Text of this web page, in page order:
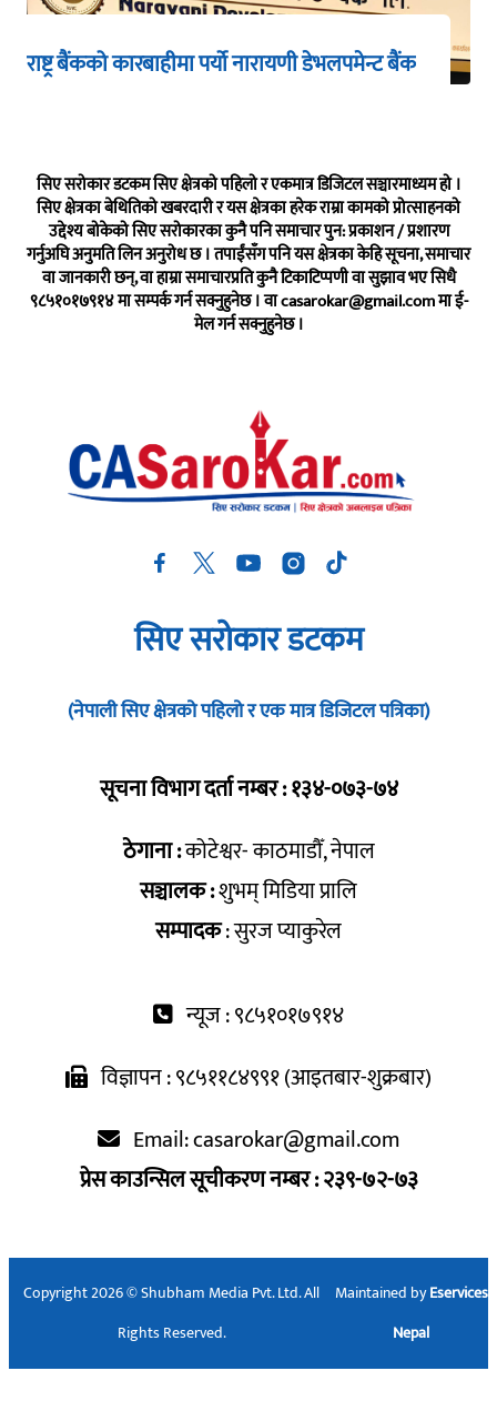
राष्ट्र बैंकको कारबाहीमा पर्यो नारायणी डेभलपमेन्ट बैंक
सिए सरोकार डटकम सिए क्षेत्रको पहिलो र एकमात्र डिजिटल सञ्चारमाध्यम हो ।
सिए क्षेत्रका बेथितिको खबरदारी र यस क्षेत्रका हरेक राम्रा कामको प्रोत्साहनको
उद्देश्य बोकेको सिए सरोकारका कुनै पनि समाचार पुन: प्रकाशन / प्रशारण
गर्नुअघि अनुमति लिन अनुरोध छ । तपाईंसँग पनि यस क्षेत्रका केहि सूचना, समाचार
वा जानकारी छन्, वा हाम्रा समाचारप्रति कुनै टिकाटिप्पणी वा सुझाव भए सिधै
९८५१०१७९१४ मा सम्पर्क गर्न सक्नुहुनेछ । वाcasarokar@gmail.comमा ई-
मेल गर्न सक्नुहुनेछ ।
सिए सरोकार डटकम
(नेपाली सिए क्षेत्रको पहिलो र एक मात्र डिजिटल पत्रिका)
सूचना विभाग दर्ता नम्बर : १३४-०७३-७४
ठेगाना :कोटेश्वर- काठमाडौँ, नेपाल
सञ्चालक :शुभम् मिडिया प्रालि
सम्पादक: सुरज प्याकुरेल
न्यूज : ९८५१०१७९१४
विज्ञापन : ९८५११८४९९१ (आइतबार-शुक्रबार)
Email:casarokar@gmail.com
प्रेस काउन्सिल सूचीकरण नम्बर : २३९-७२-७३
Copyright 2026 © Shubham Media Pvt. Ltd. All
Rights Reserved.
Maintained byEservices
Nepal